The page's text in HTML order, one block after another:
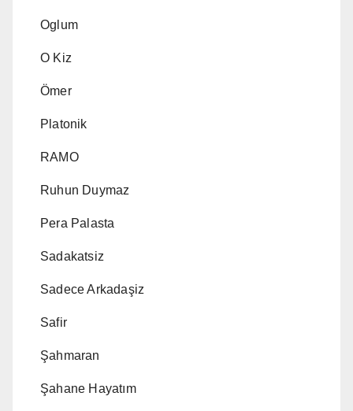
Oglum
O Kiz
Ömer
Platonik
RAMO
Ruhun Duymaz
Pera Palasta
Sadakatsiz
Sadece Arkadaşiz
Safir
Şahmaran
Şahane Hayatım